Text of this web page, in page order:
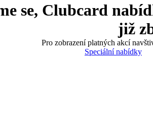
se, Clubcard
již
Pro zobrazení platných akcí
Speciální nabídky